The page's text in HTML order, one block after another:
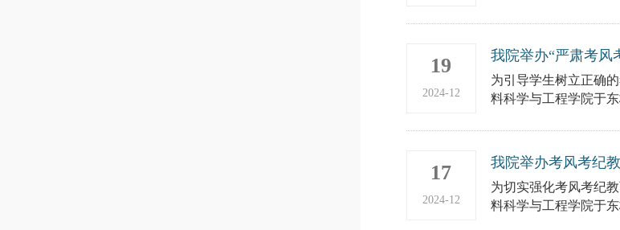
19
2024-12
我院举办“严肃考风
为引导学生树立正确
料科学与工程学院于
17
2024-12
我院举办考风考纪
为切实强化考风考纪
料科学与工程学院于